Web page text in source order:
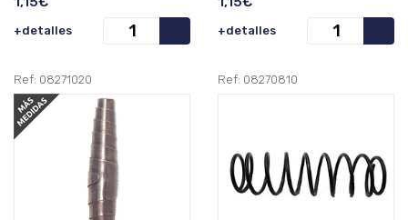
+detalles +detalles
Ref: 08271020 Ref: 08270810